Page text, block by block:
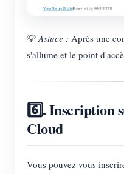
💡Astuce : Après une
s'allume et le point
6️⃣. Inscription
Cloud
Vous pouvez vous